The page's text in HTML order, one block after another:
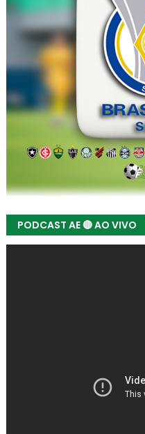
PODCAST AE 🔴 AO VIVO